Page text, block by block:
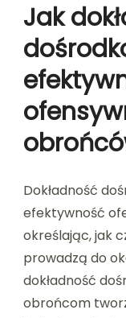
Jak
Dokładność
efektywność
określając, jak
prowadzą do
dokładność
obrońcom